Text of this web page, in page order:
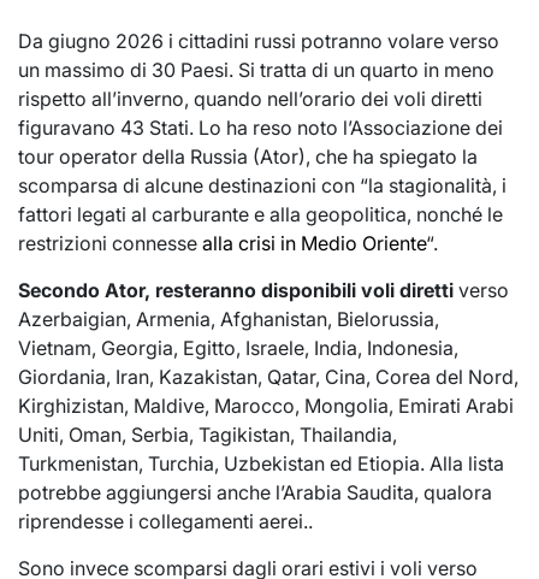
Da giugno 2026 i cittadini russi potranno volare verso
un massimo di 30 Paesi. Si tratta di un quarto in meno
rispetto all’inverno, quando nell’orario dei voli diretti
figuravano 43 Stati. Lo ha reso noto l’Associazione dei
tour operator della Russia (Ator), che ha spiegato la
scomparsa di alcune destinazioni con “la stagionalità, i
fattori legati al carburante e alla geopolitica, nonché le
restrizioni connesse alla crisi in Medio Oriente“.
Secondo Ator, resteranno disponibili voli diretti verso
Azerbaigian, Armenia, Afghanistan, Bielorussia,
Vietnam, Georgia, Egitto, Israele, India, Indonesia,
Giordania, Iran, Kazakistan, Qatar, Cina, Corea del Nord,
Kirghizistan, Maldive, Marocco, Mongolia, Emirati Arabi
Uniti, Oman, Serbia, Tagikistan, Thailandia,
Turkmenistan, Turchia, Uzbekistan ed Etiopia. Alla lista
potrebbe aggiungersi anche l’Arabia Saudita, qualora
riprendesse i collegamenti aerei..
Sono invece scomparsi dagli orari estivi i voli verso